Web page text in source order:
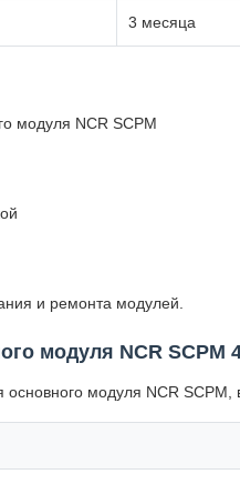
3 месяца
модуля NCR SCPM
и ремонта модулей.
модуля NCR SCPM
модуля NCR SCPM,